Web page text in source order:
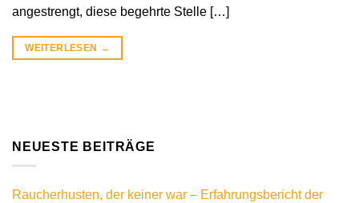
angestrengt, diese begehrte Stelle […]
WEITERLESEN →
NEUESTE BEITRÄGE
Raucherhusten, der keiner war – Erfahrungsbericht der